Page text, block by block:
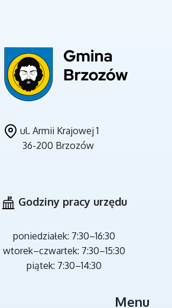
MIEJSCA REKREACJI
ul. Armii Krajowej 1
36-200 Brzozów
Godziny pracy urzędu
poniedziałek: 7:30–16:30
wtorek–czwartek: 7:30–15:30
piątek: 7:30–14:30
Menu